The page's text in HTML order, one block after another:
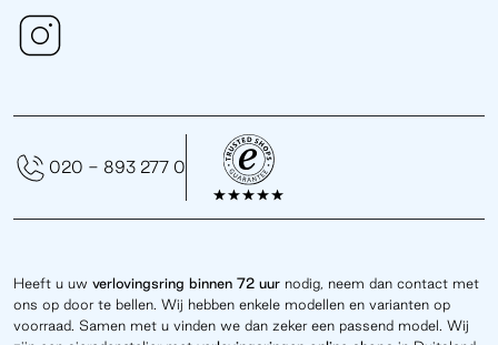
Heeft u uw verlovingsring binnen 72 uur nodig, neem dan contact met
ons op door te bellen. Wij hebben enkele modellen en varianten op
voorraad. Samen met u vinden we dan zeker een passend model. Wij
020 - 893 277 0